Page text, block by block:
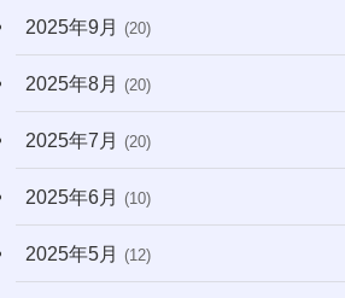
2025年9月 (20)
2025年8月 (20)
2025年7月 (20)
2025年6月 (10)
2025年5月 (12)